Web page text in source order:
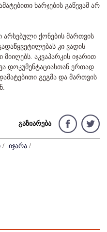
ხარჯების გაწევამ არ
არსებული ქონების მართვის
კი ვადის
აკვაპარკის იჯარით
დოკუმენტაციასთან ერთად
გეგმა და მართვის
გაზიარება
/ იჯარა /